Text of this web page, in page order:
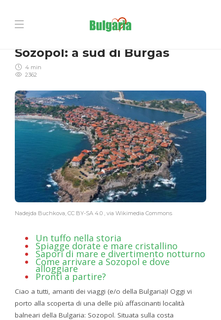
Sozopol: a sud di Burgas
4 min
2362
Nadejda Buchkova, CC BY-SA 4.0 , via Wikimedia Commons
Un tuffo nella storia
Spiagge dorate e mare cristallino
Sapori di mare e divertimento notturno
Come arrivare a Sozopol e dove
alloggiare
Pronti a partire?
Ciao a tutti, amanti dei viaggi (e/o della Bulgaria)! Oggi vi
porto alla scoperta di una delle più affascinanti località
balneari della Bulgaria: Sozopol. Situata sulla costa